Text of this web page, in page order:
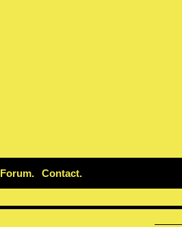
Forum Contact